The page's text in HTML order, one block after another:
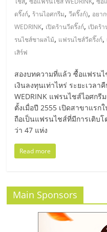
รน
ไชส์
แฟ
รน
ไชส์
หน้า
ดริ๊งก์, ร้านไอศกรีม,วีดริ๊งก์), อยา
WEDRINK, เปิดร้านวีดริ๊งก์, เปิดร้
รนไชส์ชาผลไม้, แฟรนไชส์วีดริ๊งก์,
เสิร์ฟ
สองบทความที่แล้ว ซื้อแฟรน
เงินลงทุนเท่าไหร่ ระยะเวล
WEDRINK แฟรนไชส์ไอศก
ตั้งเมื่อปี 2555 เปิดสาขาแรก
ถือเป็นแฟรนไชส์ที่มีการเติบ
ว่า 47 แห่ง
Read more
Main Sponsors